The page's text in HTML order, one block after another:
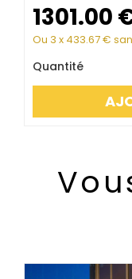
1301.00
Ou 3 x 433.67€
Quantité